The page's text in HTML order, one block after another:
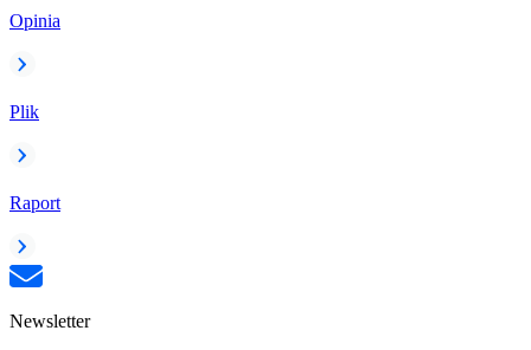
Opinia
Plik
Raport
Newsletter